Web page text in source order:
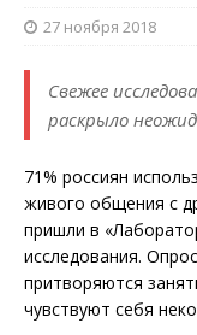
27 ноября 2018
Свежее
раскрыло
71% россиян
живого общения с
пришли в
исследования.
притворяются
чувствуют себя